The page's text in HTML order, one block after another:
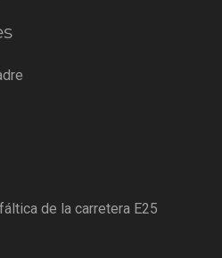
de la carretera E25